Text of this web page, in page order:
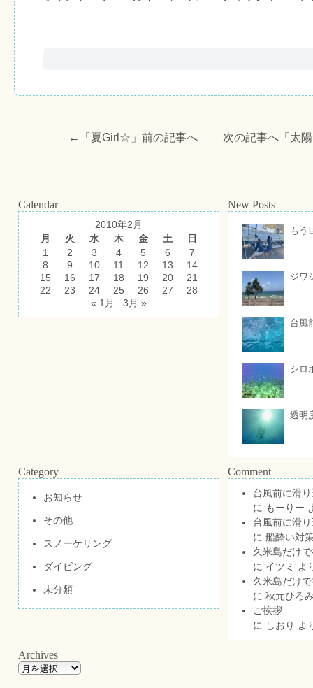
←「 夏Girl☆ 」前の記事へ 次の記事へ「 太
Calendar
2010年2月
月
火 水 木 金 土
日
1
2 3 4 5 6
7
8
9 10 11 12 13
14
15
16 17 18 19 20
21
22
23 24 25 26 27
28
« 1月
3月 »
New Posts
もう
ジワ
台風
シロ
透明
Category
お知らせ
その他
スノーケリング
ダイビング
未分類
Comment
台風前に滑
に もーりー
台風前に滑
に 船酔い対
久米島だけ
に イツミ よ
久米島だけ
に 秋元ひろ
ご挨拶
に しおり よ
Archives